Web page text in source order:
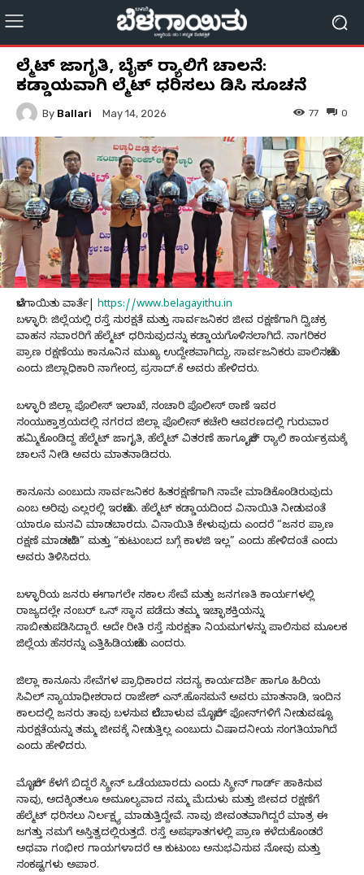
ಹೆಲ್ಮೆಟ್ ಜಾಗೃತಿ, ಬೈಕ್ ರ‍್ಯಾಲಿಗೆ ಚಾಲನೆ:
ಕಡ್ಡಾಯವಾಗಿ ಹೆಲ್ಮೆಟ್ ಧರಿಸಲು ಡಿಸಿ ಸೂಚನೆ
By Ballari May 14, 2026 0
77
ಬೆಳಗಾಯಿತು ವಾರ್ತೆ| https://www.belagayithu.in
ಬಳ್ಳಾರಿ: ಜಿಲ್ಲೆಯಲ್ಲಿ ರಸ್ತೆ ಸುರಕ್ಷತೆ ಮತ್ತು ಸಾರ್ವಜನಿಕರ ಜೀವ ರಕ್ಷಣೆಗಾಗಿ ದ್ವಿಚಕ್ರ
ವಾಹನ ಸವಾರರಿಗೆ ಹೆಲ್ಮೆಟ್ ಧರಿಸುವುದನ್ನು ಕಡ್ಡಾಯಗೊಳಿಸಲಾಗಿದೆ. ನಾಗರಿಕರ
ಪ್ರಾಣ ರಕ್ಷಣೆಯು ಕಾನೂನಿನ ಮುಖ್ಯ ಉದ್ದೇಶವಾಗಿದ್ದು, ಸಾರ್ವಜನಿಕರು ಪಾಲಿಸಬೇಕು
ಎಂದು ಜಿಲ್ಲಾಧಿಕಾರಿ ನಾಗೇಂದ್ರ ಪ್ರಸಾದ್.ಕೆ ಅವರು ಹೇಳಿದರು.
ಬಳ್ಳಾರಿ ಜಿಲ್ಲಾ ಪೊಲೀಸ್ ಇಲಾಖೆ, ಸಂಚಾರಿ ಪೊಲೀಸ್ ಠಾಣೆ ಇವರ
ಸಂಯುಕ್ತಾಶ್ರಯದಲ್ಲಿ ನಗರದ ಜಿಲ್ಲಾ ಪೊಲೀಸ್ ಕಚೇರಿ ಆವರಣದಲ್ಲಿ ಗುರುವಾರ
ಹಮ್ಮಿಕೊಂಡಿದ್ದ ಹೆಲ್ಮೆಟ್ ಜಾಗೃತಿ, ಹೆಲ್ಮೆಟ್ ವಿತರಣೆ ಹಾಗೂ ಬೈಕ್ ರ‍್ಯಾಲಿ ಕಾರ್ಯಕ್ರಮಕ್ಕೆ
ಚಾಲನೆ ನೀಡಿ ಅವರು ಮಾತನಾಡಿದರು.
ಕಾನೂನು ಎಂಬುದು ಸಾರ್ವಜನಿಕರ ಹಿತರಕ್ಷಣೆಗಾಗಿ ನಾವೇ ಮಾಡಿಕೊಂಡಿರುವುದು
ಎಂಬ ಅರಿವು ಎಲ್ಲರಲ್ಲಿ ಇರಬೇಕು. ಹೆಲ್ಮೆಟ್ ಕಡ್ಡಾಯದಿಂದ ವಿನಾಯಿತಿ ನೀಡುವಂತೆ
ಯಾರೂ ಮನವಿ ಮಾಡಬಾರದು. ವಿನಾಯಿತಿ ಕೇಳುವುದು ಎಂದರೆ “ಜನರ ಪ್ರಾಣ
ರಕ್ಷಣೆ ಮಾಡಬೇಡಿ” ಮತ್ತು “ಕುಟುಂಬದ ಬಗ್ಗೆ ಕಾಳಜಿ ಇಲ್ಲ” ಎಂದು ಹೇಳಿದಂತೆ ಎಂದು
ಅವರು ತಿಳಿಸಿದರು.
ಬಳ್ಳಾರಿಯ ಜನರು ಈಗಾಗಲೇ ಸಕಾಲ ಸೇವೆ ಮತ್ತು ಜನಗಣತಿ ಕಾರ್ಯಗಳಲ್ಲಿ
ರಾಜ್ಯದಲ್ಲೇ ನಂಬರ್ ಒನ್ ಸ್ಥಾನ ಪಡೆದು ತಮ್ಮ ಇಚ್ಛಾಶಕ್ತಿಯನ್ನು
ಸಾಬೀತುಪಡಿಸಿದ್ದಾರೆ. ಅದೇ ರೀತಿ ರಸ್ತೆ ಸುರಕ್ಷತಾ ನಿಯಮಗಳನ್ನು ಪಾಲಿಸುವ ಮೂಲಕ
ಜಿಲ್ಲೆಯ ಹೆಸರನ್ನು ಎತ್ತಿಹಿಡಿಯಬೇಕು ಎಂದರು.
ಜಿಲ್ಲಾ ಕಾನೂನು ಸೇವೆಗಳ ಪ್ರಾಧಿಕಾರದ ಸದಸ್ಯ ಕಾರ್ಯದರ್ಶಿ ಹಾಗೂ ಹಿರಿಯ
ಸಿವಿಲ್ ನ್ಯಾಯಾಧೀಶರಾದ ರಾಜೇಶ್ ಎನ್.ಹೊಸಮನೆ ಅವರು ಮಾತನಾಡಿ, ಇಂದಿನ
ಕಾಲದಲ್ಲಿ ಜನರು ತಾವು ಬಳಸುವ ಬೆಲೆಬಾಳುವ ಮೊಬೈಲ್ ಫೋನ್‌ಗಳಿಗೆ ನೀಡುವಷ್ಟೂ
ಸುರಕ್ಷತೆಯನ್ನು ತಮ್ಮ ಜೀವಕ್ಕೆ ನೀಡುತ್ತಿಲ್ಲ ಎಂಬುದು ವಿಷಾದನೀಯ ಸಂಗತಿಯಾಗಿದೆ
ಎಂದು ಹೇಳಿದರು.
ಮೊಬೈಲ್ ಕೆಳಗೆ ಬಿದ್ದರೆ ಸ್ಕ್ರೀನ್ ಒಡೆಯಬಾರದು ಎಂದು ಸ್ಕ್ರೀನ್ ಗಾರ್ಡ್ ಹಾಕಿಸುವ
ನಾವು, ಅದಕ್ಕಿಂತಲೂ ಅಮೂಲ್ಯವಾದ ನಮ್ಮ ಮೆದುಳು ಮತ್ತು ಜೀವದ ರಕ್ಷಣೆಗೆ
ಹೆಲ್ಮೆಟ್ ಧರಿಸಲು ನಿರ್ಲಕ್ಷ್ಯ ಮಾಡುತ್ತಿದ್ದೇವೆ. ನಾವು ಜೀವಂತವಾಗಿದ್ದರೆ ಮಾತ್ರ ಈ
ಜಗತ್ತು ನಮಗೆ ಅಸ್ತಿತ್ವದಲ್ಲಿರುತ್ತದೆ. ರಸ್ತೆ ಅಪಘಾತಗಳಲ್ಲಿ ಪ್ರಾಣ ಕಳೆದುಕೊಂಡರೆ
ಅಥವಾ ಗಂಭೀರ ಗಾಯಗಳಾದರೆ ಆ ಕುಟುಂಬ ಅನುಭವಿಸುವ ನೋವು ಮತ್ತು
ಸಂಕಷ್ಟಗಳು ಅಪಾರ.